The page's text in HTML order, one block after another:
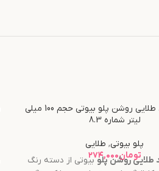
رنگ مو بلوند طلایی روشن پلو بیوتی حجم 100 میلی
لیتر شماره 8.3
پلو بیوتی, طلایی
تومان۲۷۴,۰۰۰طلایی روشنپلوبیوتی از دسته رنگ